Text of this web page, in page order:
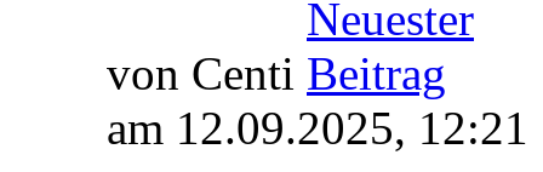
von Centi
am 12.09.2025, 12:21